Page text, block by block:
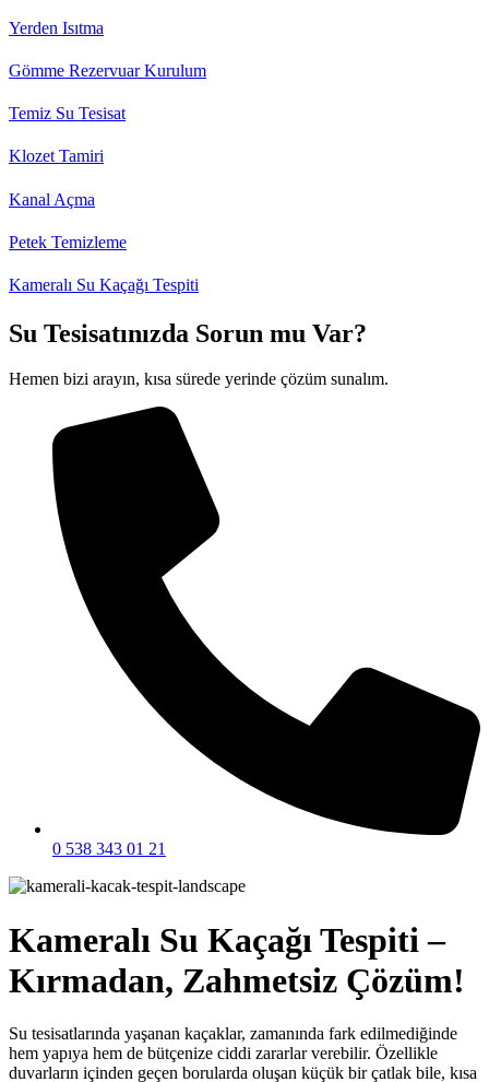
Yerden Isıtma
Gömme Rezervuar Kurulum
Temiz Su Tesisat
Klozet Tamiri
Kanal Açma
Petek Temizleme
Kameralı Su Kaçağı Tespiti
Su Tesisatınızda Sorun mu Var?
Hemen bizi arayın, kısa sürede yerinde çözüm sunalım.
0 538 343 01 21
Kameralı Su Kaçağı Tespiti –
Kırmadan, Zahmetsiz Çözüm!
Su tesisatlarında yaşanan kaçaklar, zamanında fark edilmediğinde
hem yapıya hem de bütçenize ciddi zararlar verebilir. Özellikle
duvarların içinden geçen borularda oluşan küçük bir çatlak bile, kısa